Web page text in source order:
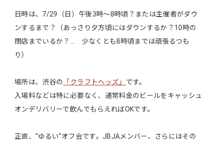
日時は、7/29（日）午後3時～8時頃？または主催者がダウ
ンするまで？（あっさり夕方頃にはダウンするか？10時の
閉店までいるか？… 少なくとも8時頃までは頑張るつも
り）
場所は、渋谷の 「クラフトヘッズ」 です。
入場料などは特に必要なく、通常料金のビールをキャッシュ
オンデリバリーで飲んでもらえればOKです。
正直、“ゆるい“オフ会です。JBJAメンバー、さらにはその